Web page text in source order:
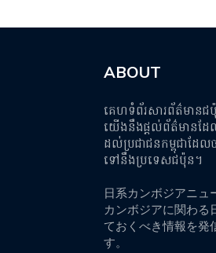
ABOUT
គេហទំព័រសារព័ត៌មានជប៉ុ
យើងនឹងផ្តល់ព័ត៌មានដែ
ដល់ប្រជាជនកម្ពុជាដែល
ទៅនឹងប្រទេសជប៉ុន។
日系カンボジアニュ
カンボジアに関わる
ておくべき情報を発
す。